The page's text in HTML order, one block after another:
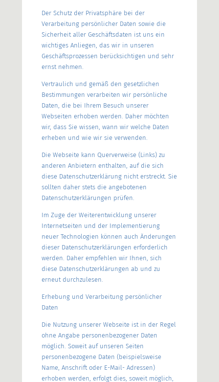
Der Schutz der Privatsphäre bei der
Verarbeitung persönlicher Daten sowie die
Sicherheit aller Geschäftsdaten ist uns ein
wichtiges Anliegen, das wir in unseren
Geschäftsprozessen berücksichtigen und sehr
ernst nehmen.
Vertraulich und gemäß den gesetzlichen
Bestimmungen verarbeiten wir persönliche
Daten, die bei Ihrem Besuch unserer
Webseiten erhoben werden. Daher möchten
wir, dass Sie wissen, wann wir welche Daten
erheben und wie wir sie verwenden.
Die Webseite kann Querverweise (Links) zu
anderen Anbietern enthalten, auf die sich
diese Datenschutzerklärung nicht erstreckt. Sie
sollten daher stets die angebotenen
Datenschutzerklärungen prüfen.
Im Zuge der Weiterentwicklung unserer
Internetseiten und der Implementierung
neuer Technologien können auch Änderungen
dieser Datenschutzerklärungen erforderlich
werden. Daher empfehlen wir Ihnen, sich
diese Datenschutzerklärungen ab und zu
erneut durchzulesen.
Erhebung und Verarbeitung persönlicher
Daten
Die Nutzung unserer Webseite ist in der Regel
ohne Angabe personenbezogener Daten
möglich. Soweit auf unseren Seiten
personenbezogene Daten (beispielsweise
Name, Anschrift oder E-Mail- Adressen)
erhoben werden, erfolgt dies, soweit möglich,